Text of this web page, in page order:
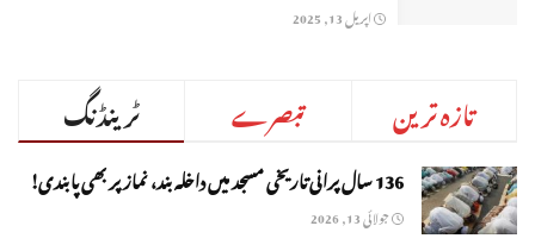
اپریل 13, 2025
ٹرینڈنگ تبصرے تازہ ترین
136 سال پرانی تاریخی مسجد میں داخلہ بند، نماز پر بھی پابندی!
جولائی 13, 2026